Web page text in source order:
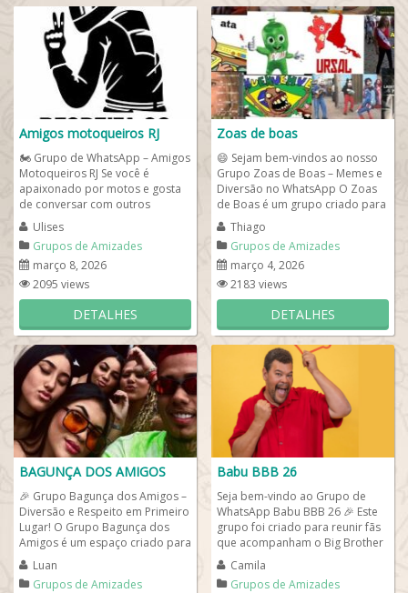
Amigos motoqueiros RJ
🏍️ Grupo de WhatsApp – Amigos
Motoqueiros RJ Se você é
apaixonado por motos e gosta
de conversar com outros
motociclistas, este grupo de
WhatsApp...
Ulises
Grupos de Amizades
março 8, 2026
2095 views
DETALHES
Zoas de boas
😄 Sejam bem-vindos ao nosso
Grupo Zoas de Boas – Memes e
Diversão no WhatsApp O Zoas
de Boas é um grupo criado para
quem gosta de humor leve,
memes...
Thiago
Grupos de Amizades
março 4, 2026
2183 views
DETALHES
BAGUNÇA DOS AMIGOS
🎉 Grupo Bagunça dos Amigos –
Diversão e Respeito em Primeiro
Lugar! O Grupo Bagunça dos
Amigos é um espaço criado para
reunir pessoas que gostam...
Luan
Grupos de Amizades
Babu BBB 26
Seja bem-vindo ao Grupo de
WhatsApp Babu BBB 26 🎉 Este
grupo foi criado para reunir fãs
que acompanham o Big Brother
Brasil 26. Então, desejam
comentar...
Camila
Grupos de Amizades